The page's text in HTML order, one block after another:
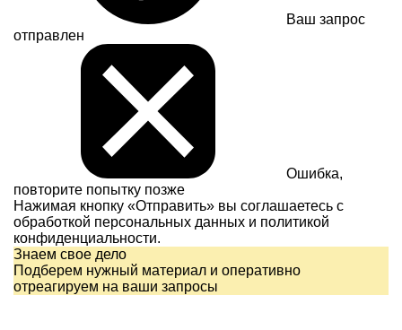
Ваш запрос
отправлен
Ошибка,
повторите попытку позже
Нажимая кнопку «Отправить» вы соглашаетесь с
обработкой персональных данных и политикой
конфиденциальности.
Знаем свое дело
Подберем нужный материал и оперативно
отреагируем на ваши запросы